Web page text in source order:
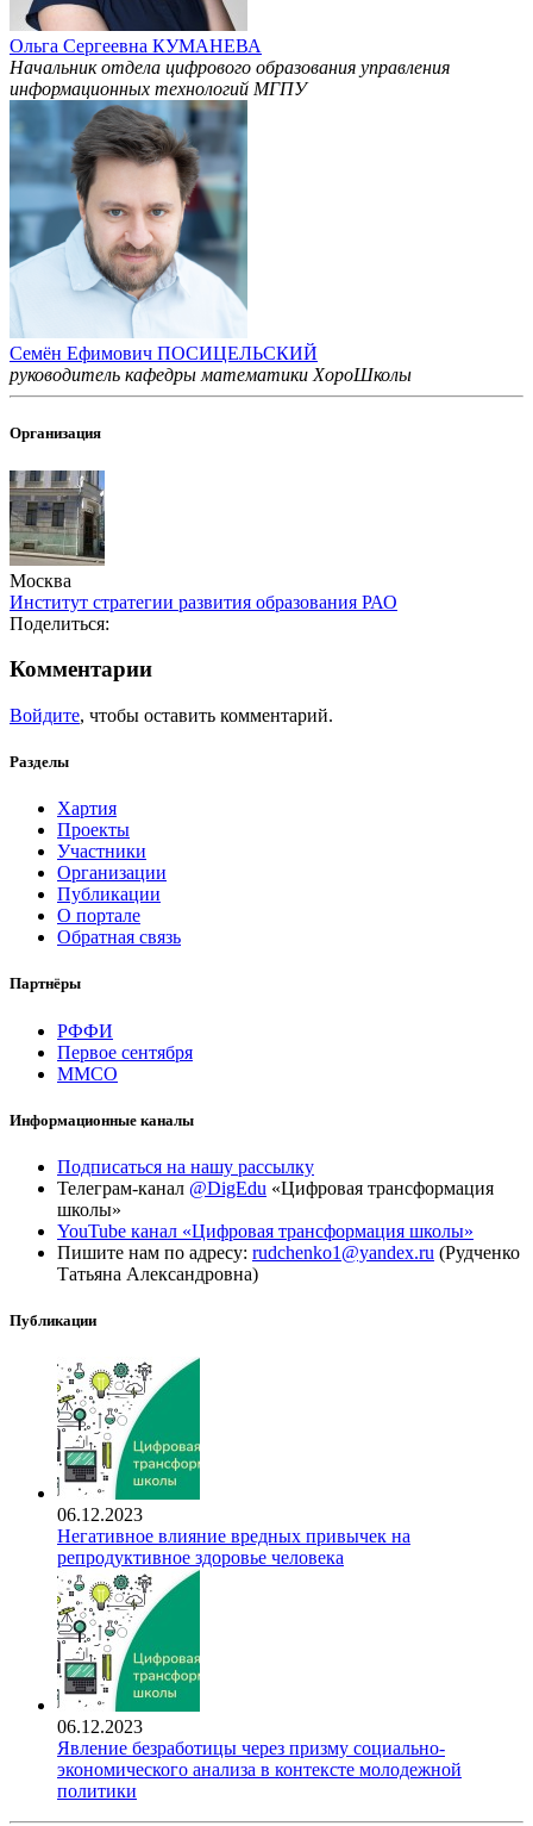
Ольга Сергеевна КУМАНЕВА
Начальник отдела цифрового образования управления
информационных технологий МГПУ
Семён Ефимович ПОСИЦЕЛЬСКИЙ
руководитель кафедры математики ХороШколы
Организация
Москва
Институт стратегии развития образования РАО
Поделиться:
Комментарии
Войдите, чтобы оставить комментарий.
Разделы
Хартия
Проекты
Участники
Организации
Публикации
О портале
Обратная связь
Партнёры
РФФИ
Первое сентября
ММСО
Информационные каналы
Подписаться на нашу рассылку
Телеграм-канал @DigEdu «Цифровая трансформация
школы»
YouTube канал «Цифровая трансформация школы»
Пишите нам по адресу: rudchenko1@yandex.ru (Рудченко
Татьяна Александровна)
Публикации
06.12.2023
Негативное влияние вредных привычек на
репродуктивное здоровье человека
06.12.2023
Явление безработицы через призму социально-
экономического анализа в контексте молодежной
политики